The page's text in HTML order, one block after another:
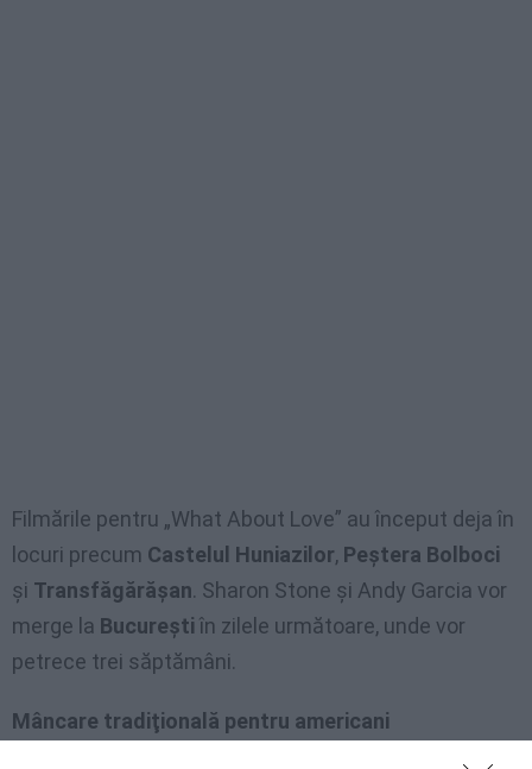
Filmările pentru „What About Love” au început deja în
locuri precum Castelul Huniazilor, Peştera Bolboci
şi Transfăgărăşan. Sharon Stone şi Andy Garcia vor
merge la Bucureşti în zilele următoare, unde vor
petrece trei săptămâni.
Mâncare tradiţională pentru americani